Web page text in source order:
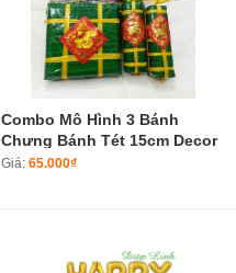
Combo Mô Hình 3 Bánh
Chưng Bánh Tét 15cm Decor
Trang Trí Tết
Giá: 65.000₫